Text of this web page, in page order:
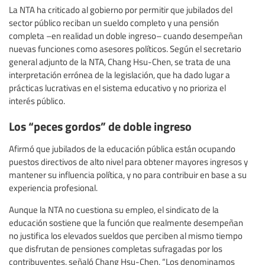
La NTA ha criticado al gobierno por permitir que jubilados del
sector público reciban un sueldo completo y una pensión
completa –en realidad un doble ingreso– cuando desempeñan
nuevas funciones como asesores políticos. Según el secretario
general adjunto de la NTA, Chang Hsu-Chen, se trata de una
interpretación errónea de la legislación, que ha dado lugar a
prácticas lucrativas en el sistema educativo y no prioriza el
interés público.
Los “peces gordos” de doble ingreso
Afirmó que jubilados de la educación pública están ocupando
puestos directivos de alto nivel para obtener mayores ingresos y
mantener su influencia política, y no para contribuir en base a su
experiencia profesional.
Aunque la NTA no cuestiona su empleo, el sindicato de la
educación sostiene que la función que realmente desempeñan
no justifica los elevados sueldos que perciben al mismo tiempo
que disfrutan de pensiones completas sufragadas por los
contribuyentes, señaló Chang Hsu-Chen. “Los denominamos